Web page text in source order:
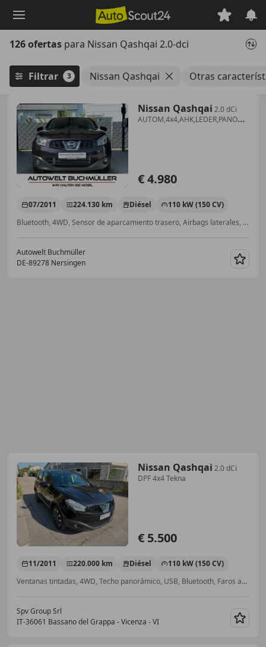
principal
126 ofertas para Nissan Qashqai 2.0-dci
Filtrar 3 Nissan Qashqai Otras
Nissan Qashqai 2.0 dCi
AUTOM,4x4,AHK,LEDER,PANO
€ 4.980
07/2011 224.130 km Diésel
110 kW (150 CV)
Bluetooth, 4WD, Sensor de aparcamiento trasero, Airbags laterales, Manos libres, Sistema de sonido, Navegador, Techo solar
Autowelt Buchmüller
DE-89278 Nersingen
Nissan Qashqai 2.0 dCi
DPF 4x4 Tekna
€ 5.500
11/2011 220.000 km Diésel
110 kW (150 CV)
Ventanas tintadas, 4WD, Techo panorámico, USB, Bluetooth, Faros antiniebla, ABS, Elevalunas eléctrico
Spv Group Srl
IT-36061 Bassano del Grappa - Vicenza - VI